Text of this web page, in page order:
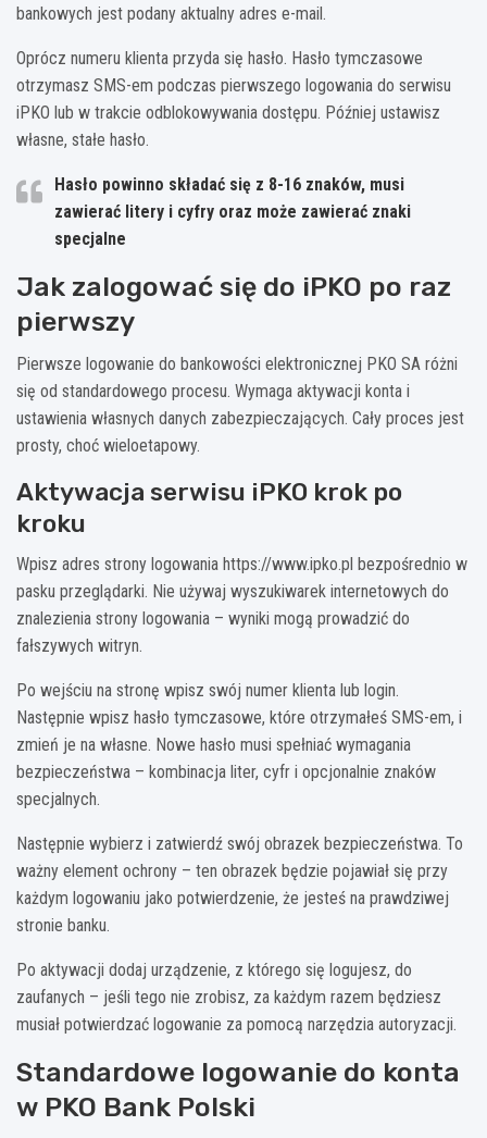
bankowych jest podany aktualny adres e-mail.
Oprócz numeru klienta przyda się hasło. Hasło tymczasowe
otrzymasz SMS-em podczas pierwszego logowania do serwisu
iPKO lub w trakcie odblokowywania dostępu. Później ustawisz
własne, stałe hasło.
Hasło powinno składać się z 8-16 znaków, musi
zawierać litery i cyfry oraz może zawierać znaki
specjalne
Jak zalogować się do iPKO po raz
pierwszy
Pierwsze logowanie do bankowości elektronicznej PKO SA różni
się od standardowego procesu. Wymaga aktywacji konta i
ustawienia własnych danych zabezpieczających. Cały proces jest
prosty, choć wieloetapowy.
Aktywacja serwisu iPKO krok po
kroku
Wpisz adres strony logowania https://www.ipko.pl bezpośrednio w
pasku przeglądarki. Nie używaj wyszukiwarek internetowych do
znalezienia strony logowania – wyniki mogą prowadzić do
fałszywych witryn.
Po wejściu na stronę wpisz swój numer klienta lub login.
Następnie wpisz hasło tymczasowe, które otrzymałeś SMS-em, i
zmień je na własne. Nowe hasło musi spełniać wymagania
bezpieczeństwa – kombinacja liter, cyfr i opcjonalnie znaków
specjalnych.
Następnie wybierz i zatwierdź swój obrazek bezpieczeństwa. To
ważny element ochrony – ten obrazek będzie pojawiał się przy
każdym logowaniu jako potwierdzenie, że jesteś na prawdziwej
stronie banku.
Po aktywacji dodaj urządzenie, z którego się logujesz, do
zaufanych – jeśli tego nie zrobisz, za każdym razem będziesz
musiał potwierdzać logowanie za pomocą narzędzia autoryzacji.
Standardowe logowanie do konta
w PKO Bank Polski